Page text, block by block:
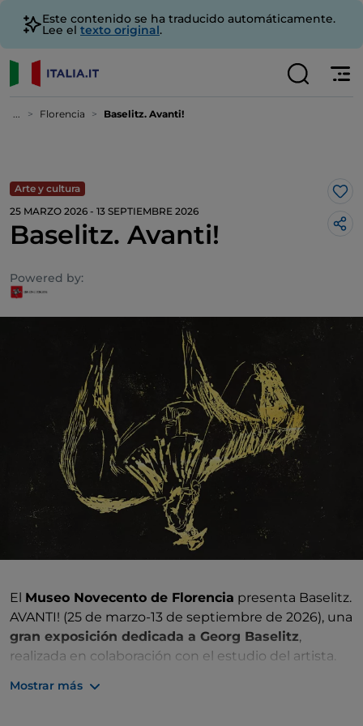
Este contenido se ha traducido automáticamente.
Lee el texto original.
... Florencia Baselitz. Avanti!
Arte y cultura
25 MARZO 2026 - 13 SEPTIEMBRE 2026
Baselitz. Avanti!
Powered by:
Me
El Museo Novecento de Florencia presenta Baselitz.
AVANTI! (25 de marzo-13 de septiembre de 2026), una
gran exposición dedicada a Georg Baselitz,
realizada en colaboración con el estudio del artista.
Mostrar más